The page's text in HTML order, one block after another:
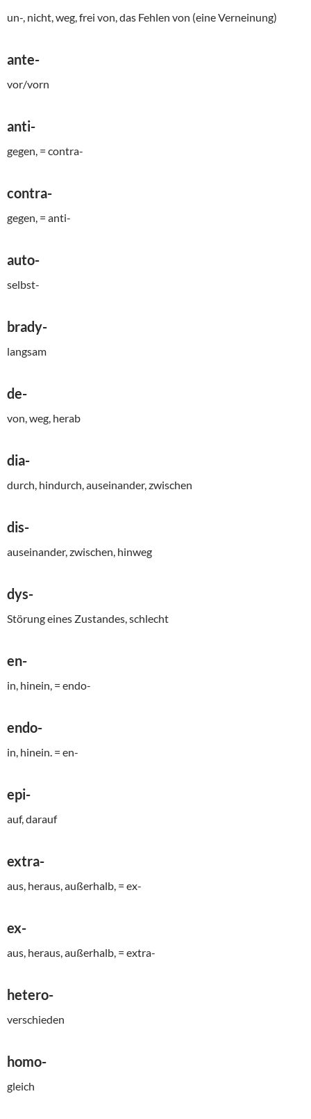
un-, nicht, weg, frei von, das Fehlen von (eine Verneinung)
ante-
vor/vorn
anti-
gegen, = contra-
contra-
gegen, = anti-
auto-
selbst-
brady-
langsam
de-
von, weg, herab
dia-
durch, hindurch, auseinander, zwischen
dis-
auseinander, zwischen, hinweg
dys-
Störung eines Zustandes, schlecht
en-
in, hinein, = endo-
endo-
in, hinein. = en-
epi-
auf, darauf
extra-
aus, heraus, außerhalb, = ex-
ex-
aus, heraus, außerhalb, = extra-
hetero-
verschieden
homo-
gleich